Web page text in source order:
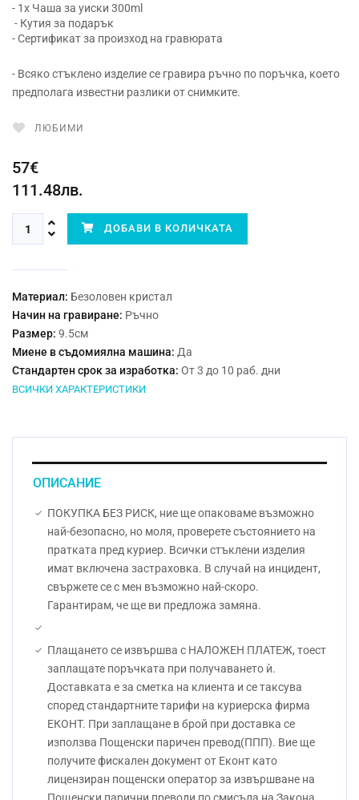
- 1x Чаша за уиски 300ml
- Кутия за подарък
- Сертификат за произход на гравюрата
- Всяко стъклено изделие се гравира ръчно по поръчка, което
предполага известни разлики от снимките.
ЛЮБИМИ
57€
111.48лв.
ДОБАВИ В КОЛИЧКАТА
Материал: Безоловен кристал
Начин на гравиране: Ръчно
Размер: 9.5см
Миене в съдомиялна машина: Да
Стандартен срок за изработка: От 3 до 10 раб. дни
ВСИЧКИ ХАРАКТЕРИСТИКИ
ОПИСАНИЕ
ПОКУПКА БЕЗ РИСК, ние ще опаковаме възможно
най-безопасно, но моля, проверете състоянието на
пратката пред куриер. Всички стъклени изделия
имат включена застраховка. В случай на инцидент,
свържете се с мен възможно най-скоро.
Гарантирам, че ще ви предложа замяна.
Плащането се извършва с НАЛОЖЕН ПЛАТЕЖ, тоест
заплащате поръчката при получаването ѝ.
Доставката е за сметка на клиента и се таксува
според стандартните тарифи на куриерска фирма
ЕКОНТ. При заплащане в брой при доставка се
използва Пощенски паричен превод(ППП). Вие ще
получите фискален документ от Еконт като
лицензиран пощенски оператор за извършване на